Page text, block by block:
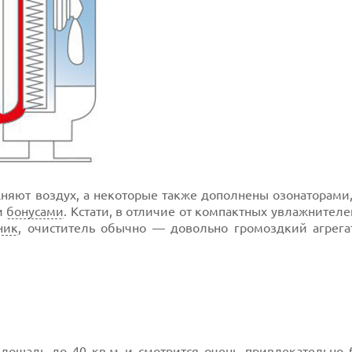
воздух, а некоторые также дополнены
бонусами. Кстати, в отличие от компактных
, очиститель обычно — довольно громоздкий